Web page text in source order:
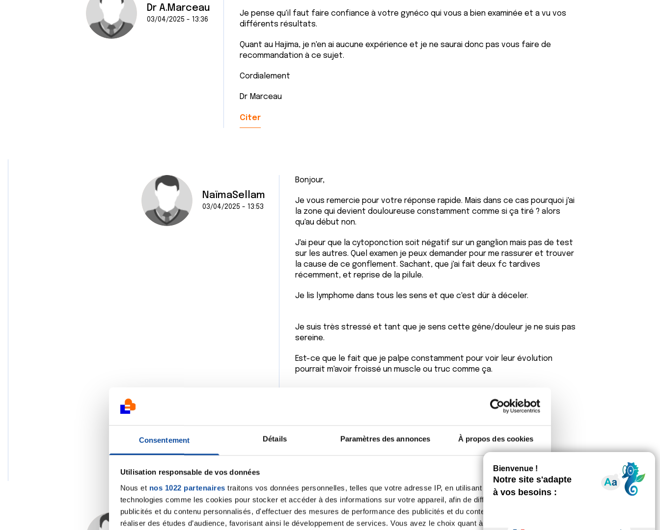
Consentement Détails Paramètres des annonces À propos des cookies
Utilisation responsable de vos données
Nous et nos 1022 partenaires traitons vos données personnelles, telles que votre adresse IP, en utilisant des
technologies comme les cookies pour stocker et accéder à des informations sur votre appareil, afin de diffuser des
publicités et du contenu personnalisés, d'effectuer des mesures de performance des publicités et du contenu, ainsi que de
réaliser des études d’audience, favorisant ainsi le développement de services. Vous avez le choix quant à l'utilisation de
Dr A.Marceau
03/04/2025 - 13:36
Je pense qu'il faut faire confiance à votre gynéco qui vous a bien examinée et a vu vos
différents résultats.
Quant au Hajima, je n'en ai aucune expérience et je ne saurai donc pas vous faire de
recommandation à ce sujet.
Cordialement
Dr Marceau
Citer
NaïmaSellam
03/04/2025 - 13:53
Bonjour,
Je vous remercie pour votre réponse rapide. Mais dans ce cas pourquoi j'ai
la zone qui devient douloureuse constamment comme si ça tiré ? alors
qu'au début non.
J'ai peur que la cytoponction soit négatif sur un ganglion mais pas de test
sur les autres. Quel examen je peux demander pour me rassurer et trouver
la cause de ce gonflement. Sachant, que j'ai fait deux fc tardives
récemment, et reprise de la pilule.
Je lis lymphome dans tous les sens et que c'est dûr à déceler.
Je suis très stressé et tant que je sens cette gêne/douleur je ne suis pas
sereine.
Est-ce que le fait que je palpe constamment pour voir leur évolution
pourrait m'avoir froissé un muscle ou truc comme ça.
Le fait que vous palpiez très régulièrement cette zone ne peut qu'entretenir votre
anxiété. Je ne peux rien de plus pour vous sinon vous conseiller de vous en remettre à